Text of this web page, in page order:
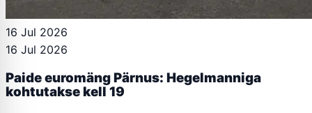
16 Jul 2026
16 Jul 2026
Paide euromäng Pärnus: Hegelmanniga
kohtutakse kell 19